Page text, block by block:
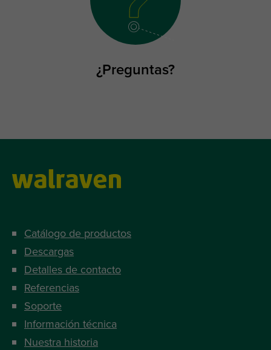
¿Preguntas?
Catálogo de productos
Descargas
Detalles de contacto
Referencias
Soporte
Información técnica
Nuestra historia